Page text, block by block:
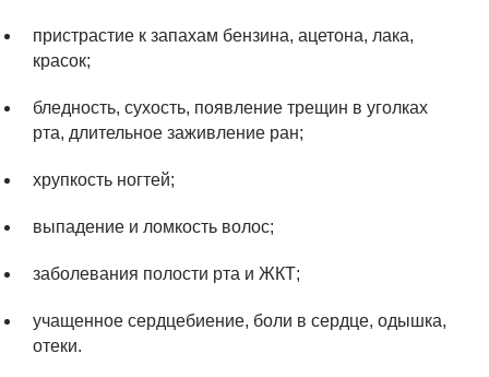
пристрастие к запахам бензина, ацетона, лака,
красок;
бледность, сухость, появление трещин в уголках
рта, длительное заживление ран;
хрупкость ногтей;
выпадение и ломкость волос;
заболевания полости рта и ЖКТ;
учащенное сердцебиение, боли в сердце, одышка,
отеки.